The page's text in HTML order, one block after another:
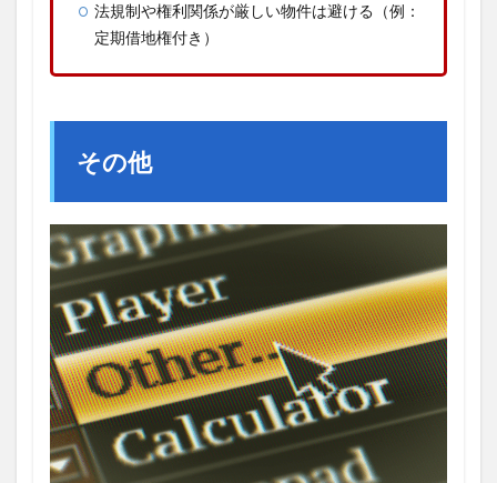
法規制や権利関係が厳しい物件は避ける（例：
定期借地権付き）
その他